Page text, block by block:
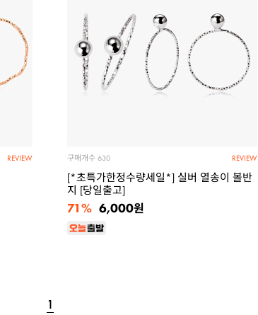
REVIEW REVIEW
구매개수630
[*초특가한정수량세일*] 실버 열송이 볼반
지 [당일출고]
6,000원
71%
1